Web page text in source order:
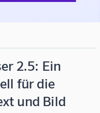
2.5: Ein
für die
und Bild